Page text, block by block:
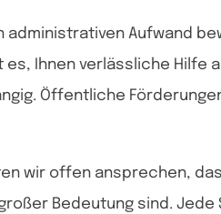
administrativen Aufwand
es, Ihnen verlässliche Hilfe
Öffentliche
wir offen ansprechen,
Bedeutung sind. Jede